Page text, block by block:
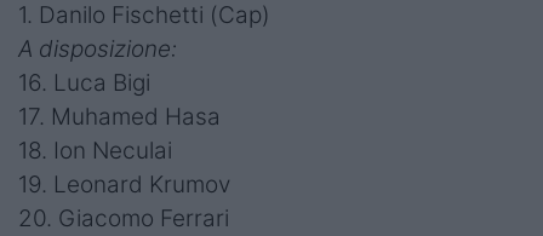
1. Danilo Fischetti (Cap)
A disposizione:
16. Luca Bigi
17. Muhamed Hasa
18. Ion Neculai
19. Leonard Krumov
20. Giacomo Ferrari